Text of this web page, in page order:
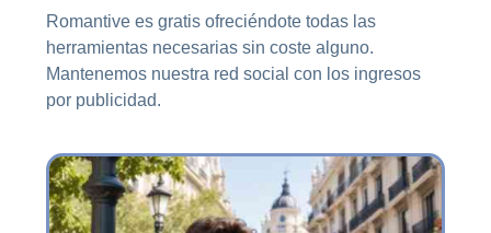
Romantive es gratis ofreciéndote todas las
herramientas necesarias sin coste alguno.
Mantenemos nuestra red social con los ingresos
por publicidad.